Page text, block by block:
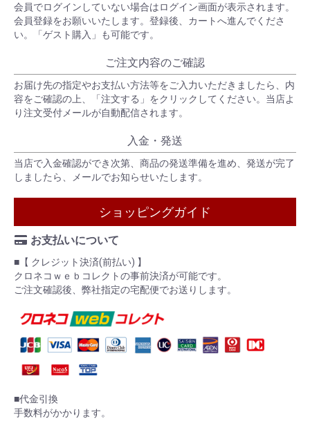
会員でログインしていない場合はログイン画面が表示されます。
会員登録をお願いいたします。登録後、カートへ進んでくださ
い。「ゲスト購入」も可能です。
ご注文内容のご確認
お届け先の指定やお支払い方法等をご入力いただきましたら、内
容をご確認の上、「注文する」をクリックしてください。当店よ
り注文受付メールが自動配信されます。
入金・発送
当店で入金確認ができ次第、商品の発送準備を進め、発送が完了
しましたら、メールでお知らせいたします。
ショッピングガイド
お支払いについて
■【 クレジット決済(前払い) 】
クロネコｗｅｂコレクトの事前決済が可能です。
ご注文確認後、弊社指定の宅配便でお送りします。
■代金引換
手数料がかかります。